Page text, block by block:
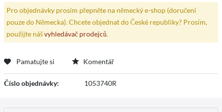
Pro objednávky prosím přepněte na německý e-shop (doručení
pouze do Německa). Chcete objednat do České republiky? Prosím,
použijte nášvyhledávač prodejců.
Pamatujte si Komentář
Číslo objednávky: 1053740R